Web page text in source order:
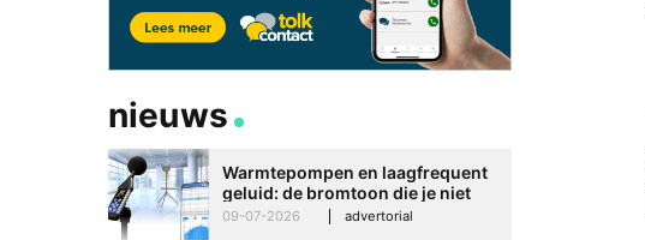
nieuws
Warmtepompen en laagfrequent
geluid: de bromtoon die je niet
kunt negeren
09-07-2026 advertorial